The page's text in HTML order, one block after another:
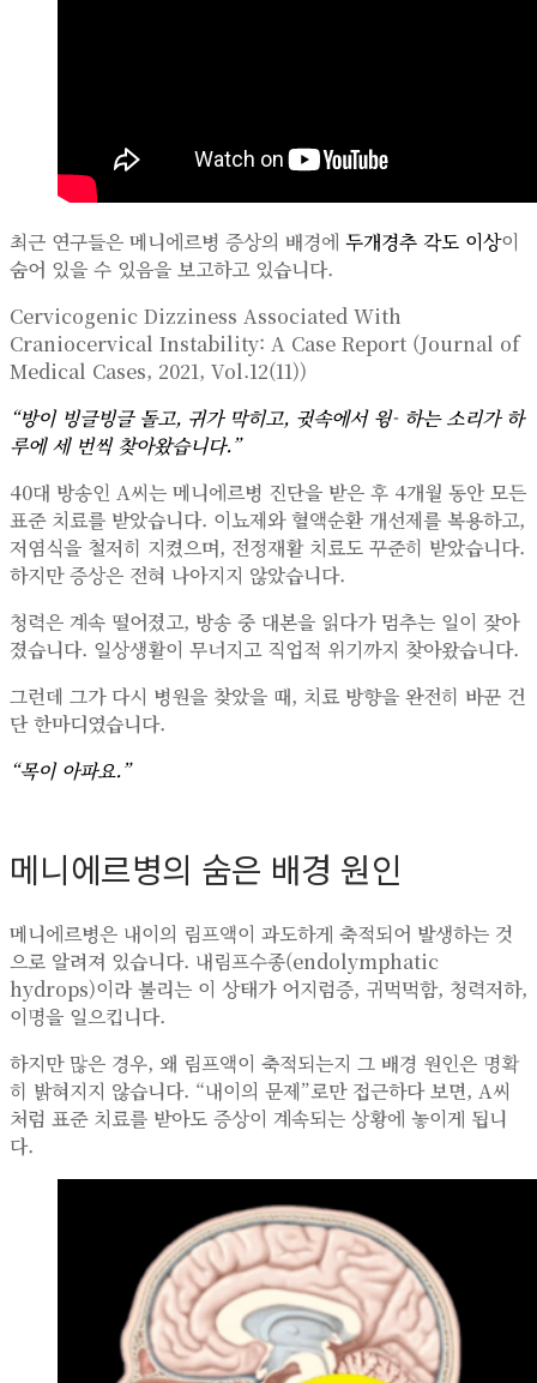
최근 연구들은 메니에르병 증상의 배경에 두개경추 각도 이상이
숨어 있을 수 있음을 보고하고 있습니다.
Cervicogenic Dizziness Associated With
Craniocervical Instability: A Case Report (Journal of
Medical Cases, 2021, Vol.12(11))
“방이 빙글빙글 돌고, 귀가 막히고, 귓속에서 윙- 하는 소리가 하
루에 세 번씩 찾아왔습니다.”
40대 방송인 A씨는 메니에르병 진단을 받은 후 4개월 동안 모든
표준 치료를 받았습니다. 이뇨제와 혈액순환 개선제를 복용하고,
저염식을 철저히 지켰으며, 전정재활 치료도 꾸준히 받았습니다.
하지만 증상은 전혀 나아지지 않았습니다.
청력은 계속 떨어졌고, 방송 중 대본을 읽다가 멈추는 일이 잦아
졌습니다. 일상생활이 무너지고 직업적 위기까지 찾아왔습니다.
그런데 그가 다시 병원을 찾았을 때, 치료 방향을 완전히 바꾼 건
단 한마디였습니다.
“목이 아파요.”
메니에르병의 숨은 배경 원인
메니에르병은 내이의 림프액이 과도하게 축적되어 발생하는 것
으로 알려져 있습니다. 내림프수종(endolymphatic
hydrops)이라 불리는 이 상태가 어지럼증, 귀먹먹함, 청력저하,
이명을 일으킵니다.
하지만 많은 경우, 왜 림프액이 축적되는지 그 배경 원인은 명확
히 밝혀지지 않습니다. “내이의 문제”로만 접근하다 보면, A씨
처럼 표준 치료를 받아도 증상이 계속되는 상황에 놓이게 됩니
다.